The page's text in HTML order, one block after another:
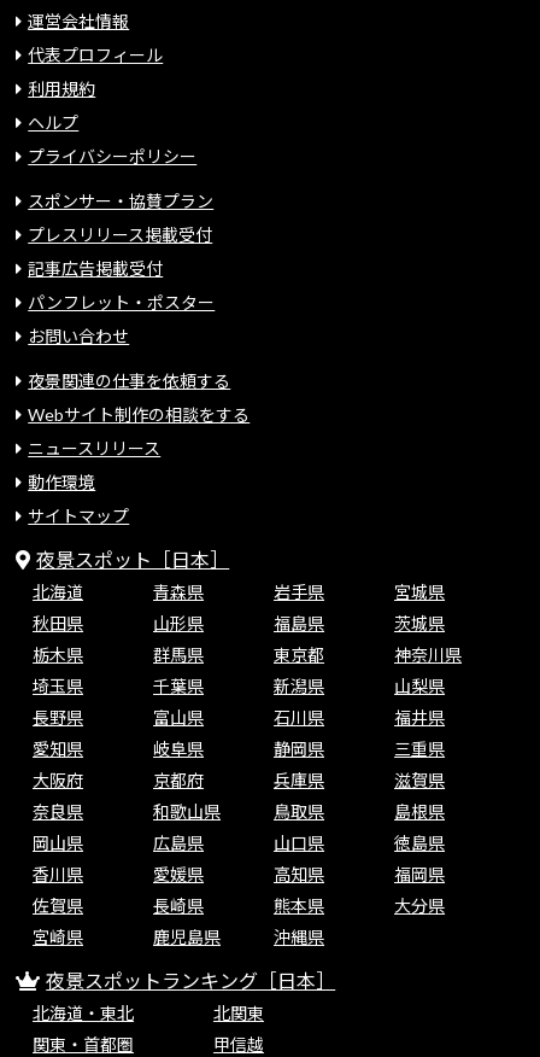
運営会社情報
代表プロフィール
利用規約
ヘルプ
プライバシーポリシー
スポンサー・協賛プラン
プレスリリース掲載受付
記事広告掲載受付
パンフレット・ポスター
お問い合わせ
夜景関連の仕事を依頼する
Webサイト制作の相談をする
ニュースリリース
動作環境
サイトマップ
夜景スポット［日本］
北海道 青森県 岩手県
宮城県
秋田県
山形県 福島県
茨城県
栃木県
群馬県 東京都
神奈川県
埼玉県
千葉県 新潟県
山梨県
長野県
富山県 石川県
福井県
愛知県
岐阜県 静岡県
三重県
大阪府
京都府 兵庫県
滋賀県
奈良県
和歌山県 鳥取県
島根県
岡山県
広島県 山口県
徳島県
香川県
愛媛県 高知県
福岡県
佐賀県
長崎県 熊本県
大分県
宮崎県
鹿児島県 沖縄県
夜景スポットランキング［日本］
北海道・東北
北関東
関東・首都圏
甲信越